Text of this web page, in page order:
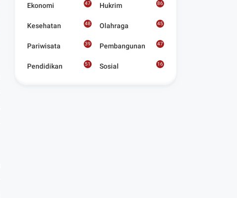
Ekonomi 47 Hukrim 86
Kesehatan 48 Olahraga 45
Pariwisata 39 Pembangunan 47
Pendidikan 51 Sosial
16